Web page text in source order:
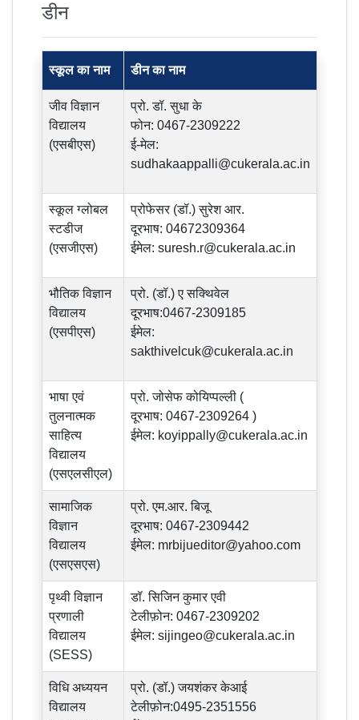
डीन
स्कूल का नाम डीन का नाम
जीव विज्ञान
विद्यालय
(एसबीएस)
प्रो. डॉ. सुधा के
फोन: 0467-2309222
ई-मेल:
sudhakaappalli@cukerala.ac.in
स्कूल ग्लोबल
स्टडीज
(एसजीएस)
प्रोफेसर (डॉ.) सुरेश आर.
दूरभाष: 04672309364
ईमेल: suresh.r@cukerala.ac.in
भौतिक विज्ञान
विद्यालय
(एसपीएस)
प्रो. (डॉ.) ए सक्थिवेल
दूरभाष:0467-2309185
ईमेल:
sakthivelcuk@cukerala.ac.in
भाषा एवं
तुलनात्मक
साहित्य
विद्यालय
(एसएलसीएल)
प्रो. जोसेफ कोयिप्पल्ली (
दूरभाष: 0467-2309264 )
ईमेल: koyippally@cukerala.ac.in
सामाजिक
विज्ञान
विद्यालय
(एसएसएस)
प्रो. एम.आर. बिजू
दूरभाष: 0467-2309442
ईमेल: mrbijueditor@yahoo.com
पृथ्वी विज्ञान
प्रणाली
विद्यालय
(SESS)
डॉ. सिजिन कुमार एवी
टेलीफ़ोन: 0467-2309202
ईमेल: sijingeo@cukerala.ac.in
विधि अध्ययन
विद्यालय
प्रो. (डॉ.) जयशंकर केआई
टेलीफ़ोन:0495-2351556